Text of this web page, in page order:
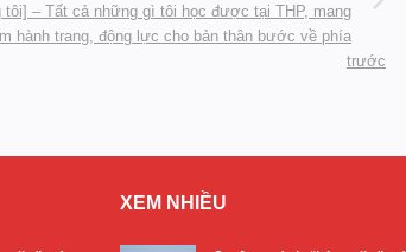
tôi] – Tất cả những gì tôi học được tại THP, mang
hành trang, động lực cho bản thân bước về phía
trước
XEM NHIỀU